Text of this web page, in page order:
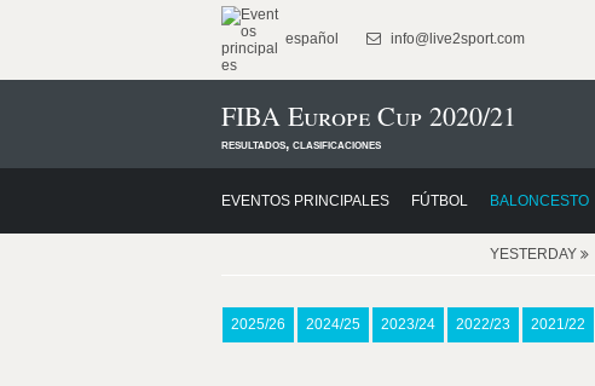
español info@live2sport.com
FIBA Europe Cup 2020/21
resultados, clasificaciones
EVENTOS PRINCIPALES FÚTBOL BALONCESTO
YESTERDAY
2025/26 2024/25 2023/24 2022/23 2021/22